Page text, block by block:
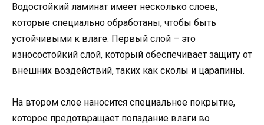
Водостойкий ламинат имеет несколько слоев,
которые специально обработаны, чтобы быть
устойчивыми к влаге. Первый слой – это
износостойкий слой, который обеспечивает защиту от
внешних воздействий, таких как сколы и царапины.
На втором слое наносится специальное покрытие,
которое предотвращает попадание влаги во